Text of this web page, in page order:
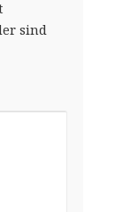
sind